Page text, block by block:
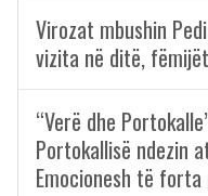
Virozat mbushin
vizita në ditë,
“Verë dhe
Portokallisë ndezin
Emocionesh të